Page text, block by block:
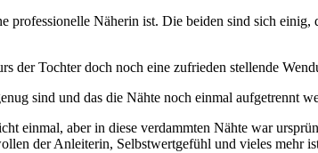
Näherin ist. Die beiden sind sich einig,
der Tochter doch noch eine zufrieden stellende
sind und das die Nähte noch einmal aufgetrennt
einmal, aber in diese verdammten Nähte war
der Anleiterin, Selbstwertgefühl und vieles mehr